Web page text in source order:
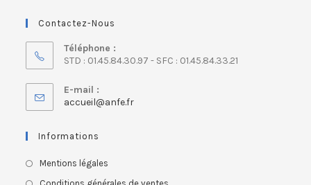
Contactez-Nous
Téléphone :
STD : 01.45.84.30.97 - SFC : 01.45.84.33.21
E-mail :
accueil@anfe.fr
Informations
Mentions légales